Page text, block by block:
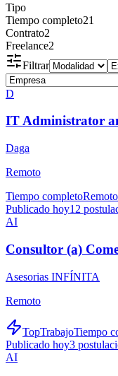
Tipo
Tiempo completo21
Contrato2
Freelance2
Filtrar
D
IT Administrator
Daga
Remoto
Tiempo completoRemoto
Publicado hoy12
AI
Consultor (a)
Asesorias INFÍNITA
Remoto
TopTrabajoTiempo
Publicado hoy3
AI